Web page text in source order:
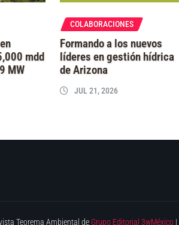
mdd
MW
COLABORACIONES
Formando a los nuevos
líderes en gestión hídrica
de Arizona
JUL 21, 2026
Teorema Ambiental de Grupo Editorial 3wMéxico |